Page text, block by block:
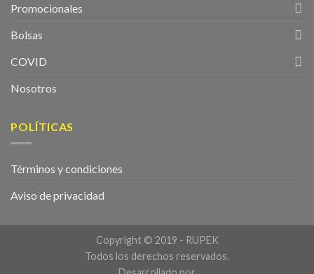
Promocionales
Bolsas
COVID
Nosotros
POLÍTICAS
Términos y condiciones
Aviso de privacidad
Copyright © 2019 - RUPEK
Todos los derechos reservados.